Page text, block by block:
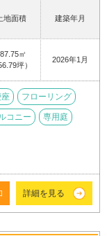
地面積 建築年月
㎡
坪）
2026年1月
フローリング
コニー 専用庭
詳細を見る